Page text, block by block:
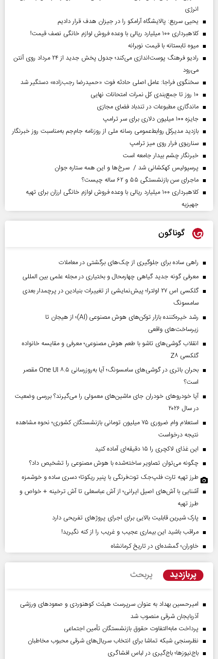
انرژی
یحیی سریع: پالایشگاه آرامکو را در جیزان هدف قرار دادیم
کلاهبرداری ۱۰۰ میلیارد ریالی با وعده فروش لوازم خانگی نصف قیمت!
میوه تابستانه با قیمت نوبرانه
رادیو فرهنگ پوست‌اندازی می‌کند؛ جدول پخش جدید از ۲۴ مرداد روی آنتن
می‌رود
سخنگوی فراجا: عامل اصلی حادثه فوت «حمیدرضا رجب‌زاده» دستگیر شد
۱۰ روز تا جمع‌بندی کل نمرات امتحانات نهایی
ماندگاری مطبوعات در تندباد فضای مجازی
جایزه ۱۰۰ میلیون دلاری برای سر ترامپ
بازدید مدیرکل روابط‌عمومی رسانه ملی از روزنامه جام‌جم به‌مناسبت روز خبرنگار
سناریوی فرار روی میز ترامپ
خبرنگار چشم بیدار جامعه است
پرسپولیس کهکشانی شد / سرخ‌ها و این همه ستاره جوان
ماجرای سن بازنشستگی ۵۵ و ۶۲ ساله چیست؟
کلاهبرداری ۱۰۰ میلیارد ریالی با وعده فروش لوازم خانگی ارزان برای تهیه
جهیزیه
گوناگون
راهی ساده برای جلوگیری از چک‌های برگشتی در معاملات
معرفی گونه جدید گیاهی چهارمحال و بختیاری در مجله علمی بین المللی
گلکسی اس ۲۷ اولترا؛ پیش‌نمایشی از تغییرات بنیادین در پرچمدار بعدی
سامسونگ
رشد خیره‌کننده بازار توکن‌های هوش مصنوعی (AI)؛ از هیجان تا
زیرساخت‌های واقعی
انقلاب گوشی‌های تاشو‌ با طعم هوش مصنوعی؛ معرفی و مقایسه خانواده
گلکسی Z۸
بحران باتری در گوشی‌های سامسونگ؛ آیا به‌روزرسانی One UI ۸.۵ مقصر
است؟
آیا خودروهای خودران جای ماشین‌های معمولی را می‌گیرند؟ بررسی وضعیت
در سال ۲۰۲۶
استعلام وام ضروری ۷۵ میلیون تومانی بازنشستگان کشوری؛ نحوه مشاهده
نتیجه درخواست
این غذای لاکچری را ۱۵ دقیقه‌ای آماده کنید
چگونه می‌توان تصاویر ساخته‌شده با هوش مصنوعی را تشخیص داد؟
طرز تهیه تارت فلپ‌جک توت‌فرنگی با پنیر ریکوتا؛ دسری ساده و خوشمزه
آشنایی با آش‌های اصیل ایرانی؛ از آش عباسعلی تا آش ترخینه + خواص و
طرز تهیه
پارک شیرین قابلیت‌ بالایی برای اجرای پروژهای تفریحی دارد
مراقب باشید این بیماری عجیب و غریب را از کنه نگیرید!
خاوران؛ گمشده‌ای در تاریخ کرمانشاه
پربازدید پربحث
امیرحسین بهداد به عنوان سرپرست هیئت کوهنوردی و صعودهای ورزشی
آذربایجان شرقی منصوب شد
پرداخت مابه‌التفاوت حقوق بازنشستگان تأمین اجتماعی
نظرسنجی شبکه تماشا برای انتخاب سریال‌های شرقی محبوب مخاطبان
باج‌نیوزها؛ باج‌گیری در لباس افشاگری